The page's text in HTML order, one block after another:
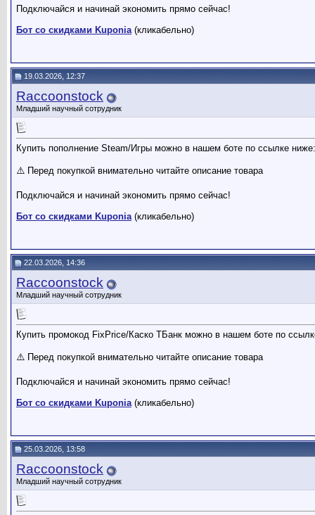
Подключайся и начинай экономить прямо сейчас!
Бот со скидками Kuponia(кликабельно)
19.03.2026, 12:37
Raccoonstock
Младший научный сотрудник
Купить пополнение Steam/Игры можно в нашем боте по ссылке ниже:
⚠️ Перед покупкой внимательно читайте описание товара
Подключайся и начинай экономить прямо сейчас!
Бот со скидками Kuponia(кликабельно)
22.03.2026, 14:36
Raccoonstock
Младший научный сотрудник
Купить промокод FixPrice/Каско ТБанк можно в нашем боте по
⚠️ Перед покупкой внимательно читайте описание товара
Подключайся и начинай экономить прямо сейчас!
Бот со скидками Kuponia(кликабельно)
25.03.2026, 13:58
Raccoonstock
Младший научный сотрудник